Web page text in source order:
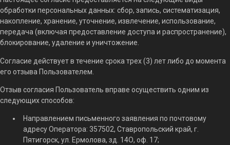
обработки персональных данных: сбор, запись, систематизация,
накопление, хранение, уточнение, извлечение, использование,
передача (включая предоставление доступа и распространение),
блокирование, удаление и уничтожение.
Согласие действует в течение срока трех (3) лет либо до момента
его отзыва Пользователем.
Отзыв согласия Пользователь вправе осуществить одним из
следующих способов:
Направлением письменного заявления по почтовому
адресу Оператора: 357502, Ставропольский край, г.
Пятигорск, ул. Ермолова, зд. 14О, оф. 17;